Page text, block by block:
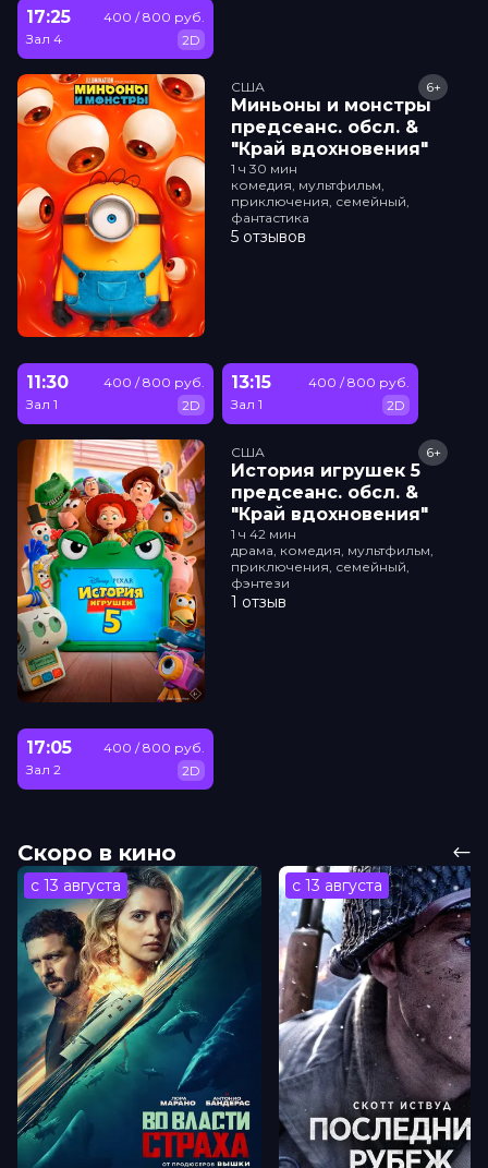
17:25
Зал 4
400 / 800 руб.
2D
США
Миньоны и монстры
прeдсeанc. обсл. &
"Край вдохновения"
6+
1 ч 30 мин
комедия, мультфильм,
приключения, семейный,
фантастика
5 отзывов
11:30
Зал 1
400 / 800 руб.
2D
13:15
Зал 1
400 / 800 руб.
2D
США
История игрушек 5
прeдсeанc. обсл. &
"Край вдохновения"
6+
1 ч 42 мин
драма, комедия, мультфильм,
приключения, семейный,
фэнтези
1 отзыв
17:05
Зал 2
400 / 800 руб.
2D
Скоро в кино
с 13 августа с 13 августа